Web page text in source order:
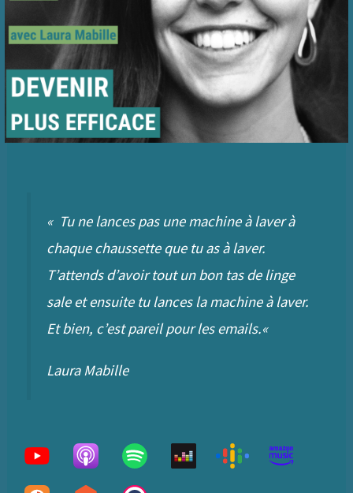
« Tu ne lances pas une machine à laver à
chaque chaussette que tu as à laver.
T’attends d’avoir tout un bon tas de linge
sale et ensuite tu lances la machine à laver.
Et bien, c’est pareil pour les emails.«
Laura Mabille